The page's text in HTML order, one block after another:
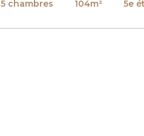
5 chambres 104m² 5e